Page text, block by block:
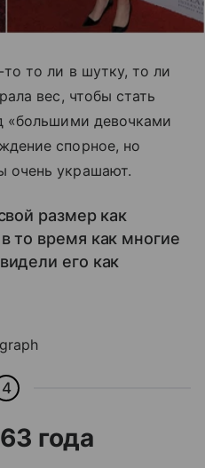
то ли в шутку, то ли
вес, чтобы стать
«большими девочками
спорное, но
очень украшают.
размер как
то время как многие
его как
4
года